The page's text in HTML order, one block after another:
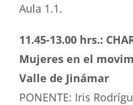
Aula 1.1.
11.45-13.00 hrs.:
Mujeres en el
Valle de Jinámar
PONENTE: Iris